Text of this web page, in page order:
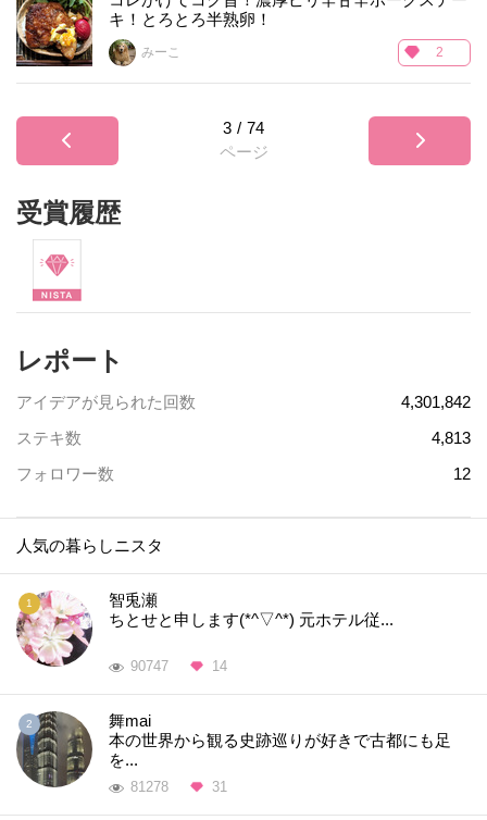
キ！とろとろ半熟卵！
みーこ 2
3 / 74
ページ
受賞履歴
レポート
アイデアが見られた回数
4,301,842
ステキ数
4,813
フォロワー数
12
人気の暮らしニスタ
智兎瀬
ちとせと申します(*^▽^*) 元ホテル従...
90747 14
舞mai
本の世界から観る史跡巡りが好きで古都にも足
を...
81278 31